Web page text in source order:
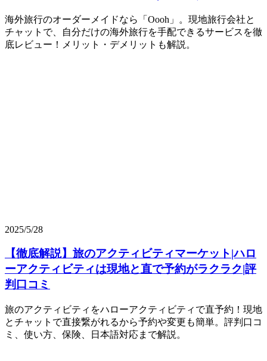
海外旅行のオーダーメイドなら「Oooh」。現地旅行会社と
チャットで、自分だけの海外旅行を手配できるサービスを徹
底レビュー！メリット・デメリットも解説。
2025/5/28
【徹底解説】旅のアクティビティマーケット|ハロ
ーアクティビティは現地と直で予約がラクラク|評
判口コミ
旅のアクティビティをハローアクティビティで直予約！現地
とチャットで直接繋がれるから予約や変更も簡単。評判口コ
ミ、使い方、保険、日本語対応まで解説。